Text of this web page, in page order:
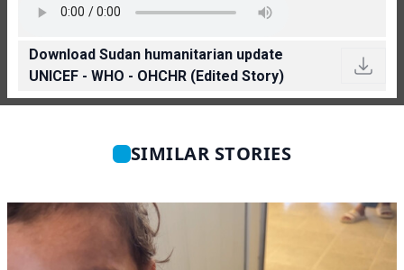
Download Sudan humanitarian update
UNICEF - WHO - OHCHR (Edited Story)
SIMILAR STORIES